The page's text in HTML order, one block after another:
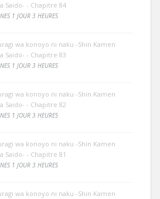
Saido- - Chapitre 84
1 JOUR 3 HEURES
wa konoyo ni naku -Shin Kamen
Saido- - Chapitre 83
1 JOUR 3 HEURES
wa konoyo ni naku -Shin Kamen
Saido- - Chapitre 82
1 JOUR 3 HEURES
wa konoyo ni naku -Shin Kamen
Saido- - Chapitre 81
1 JOUR 3 HEURES
wa konoyo ni naku -Shin Kamen